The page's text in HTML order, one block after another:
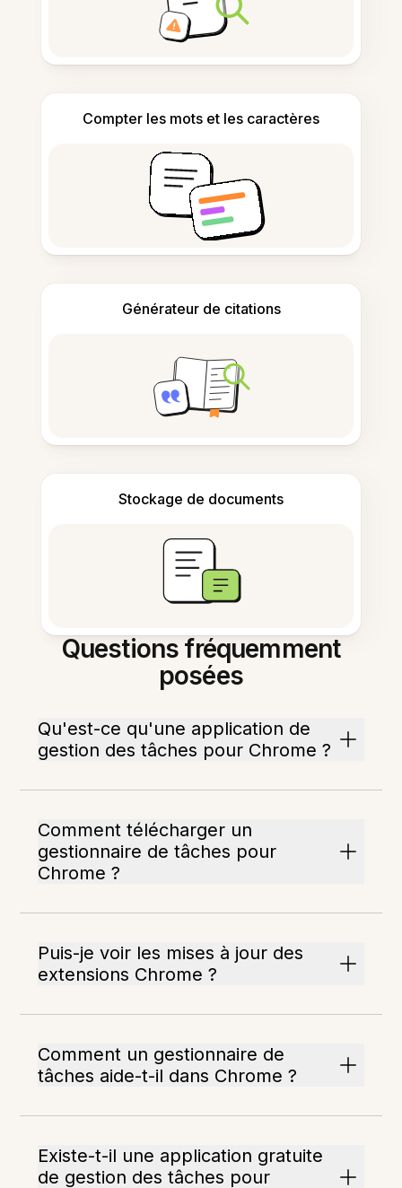
Compter les mots et les caractères
Générateur de citations
Stockage de documents
Questions fréquemment
posées
Qu'est-ce qu'une application de
gestion des tâches pour Chrome ?
Comment télécharger un
gestionnaire de tâches pour
Chrome ?
Puis-je voir les mises à jour des
extensions Chrome ?
Comment un gestionnaire de
tâches aide-t-il dans Chrome ?
Existe-t-il une application gratuite
de gestion des tâches pour